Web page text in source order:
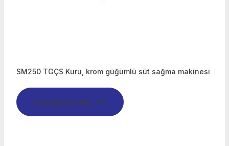
SM250 TGÇS Kuru, krom güğümlü süt sağma makinesi
Devamını oku